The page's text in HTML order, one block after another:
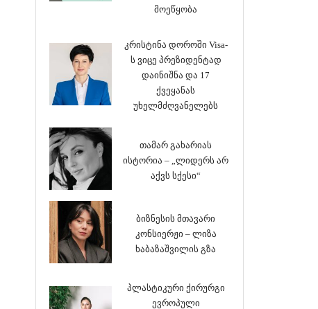
მოეწყობა
კრისტინა დოროში Visa-
ს ვიცე პრეზიდენტად
დაინიშნა და 17
ქვეყანას
უხელმძღვანელებს
თამარ გახარიას
ისტორია – „ლიდერს არ
აქვს სქესი“
ბიზნესის მთავარი
კონსიერჟი – ლიზა
ხაბაზაშვილის გზა
პლასტიკური ქირურგი
ევროპული